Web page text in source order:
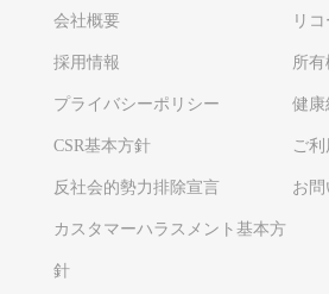
会社概要 リ
採用情報 所
プライバシーポリシー 健康
CSR基本方針 ご
反社会的勢力排除宣言 お
カスタマーハラスメント基本方
針